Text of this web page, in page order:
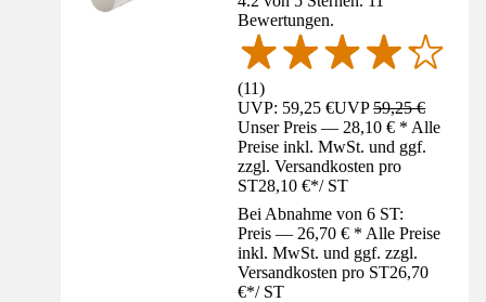
Bewertungen.
(11)
UVP: 59,25 €UVP59,25 €
Unser Preis — 28,10 € * Alle
Preise inkl. MwSt. und ggf.
zzgl. Versandkosten pro
ST28,10 €*/ ST
Bei Abnahme von 6 ST:
Preis — 26,70 € * Alle Preise
inkl. MwSt. und ggf. zzgl.
Versandkosten pro ST26,70
€*/ ST